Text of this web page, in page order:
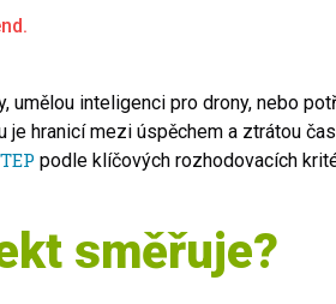
umělou inteligenci pro drony, nebo
je hranicí mezi úspěchem a ztrátou
podle klíčových rozhodovacích
směřuje?